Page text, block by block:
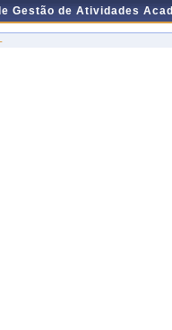
Gestão de Atividades
-